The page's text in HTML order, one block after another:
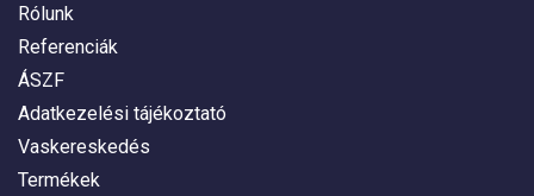
Rólunk
Referenciák
ÁSZF
Adatkezelési tájékoztató
Vaskereskedés
Termékek